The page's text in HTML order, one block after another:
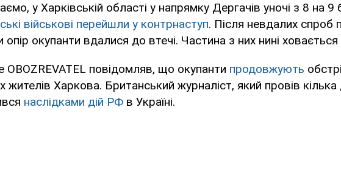
у Харківській області у напрямку Дергачів уночі з 8 на 9
військові перейшли у контрнаступ. Після невдалих спроб
опір окупанти вдалися до втечі. Частина з них нині ховається
OBOZREVATEL повідомляв, що окупанти продовжують
жителів Харкова. Британський журналіст, який провів кілька
наслідками дій РФ в Україні.